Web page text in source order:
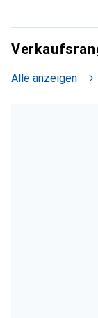
Alle anzeigen